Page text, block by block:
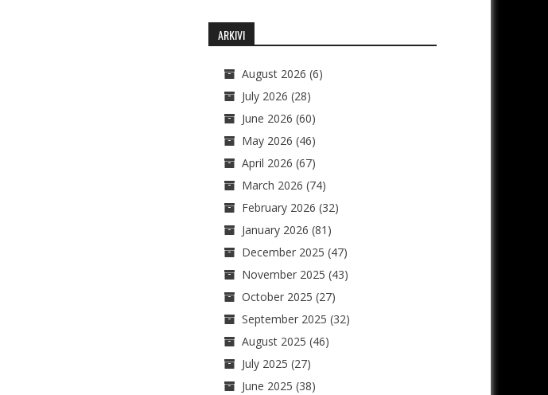
ARKIVI
August 2026 (6)
July 2026 (28)
June 2026 (60)
May 2026 (46)
April 2026 (67)
March 2026 (74)
February 2026 (32)
January 2026 (81)
December 2025 (47)
November 2025 (43)
October 2025 (27)
September 2025 (32)
August 2025 (46)
July 2025 (27)
June 2025 (38)